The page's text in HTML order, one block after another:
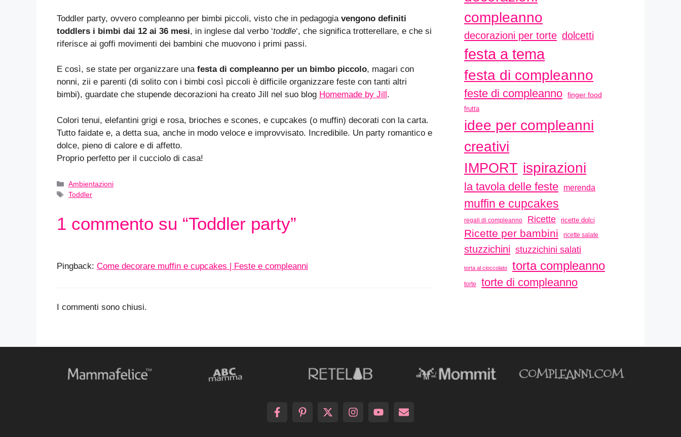
Toddler party, ovvero compleanno per bimbi piccoli, visto che in pedagogia vengono definiti
toddlers i bimbi dai 12 ai 36 mesi, in inglese dal verbo ‘toddle‘, che significa trotterellare, e che si
riferisce ai goffi movimenti dei bambini che muovono i primi passi.
E così, se state per organizzare una festa di compleanno per un bimbo piccolo, magari con
nonni, zii e parenti (di solito con i bimbi così piccoli è difficile organizzare feste con tanti altri
bimbi), guardate che stupende decorazioni ha creato Jill nel suo blog Homemade by Jill.
Colori tenui, elefantini grigi e rosa, brioches e scones, e cupcakes (o muffin) decorati con la carta.
Tutto faidate e, a detta sua, anche in modo veloce e improvvisato. Incredibile. Un party romantico e
dolce, pieno di calore e di affetto.
Proprio perfetto per il cucciolo di casa!
Categorie
Ambientazioni
Tag
Toddler
1 commento su “Toddler party”
Pingback: Come decorare muffin e cupcakes | Feste e compleanni
I commenti sono chiusi.
compleanno
decorazioni per torte dolcetti
festa a tema
festa di compleanno
feste di compleanno finger food
frutta
idee per compleanni
creativi
IMPORT ispirazioni
la tavola delle feste merenda
muffin e cupcakes
regali di compleanno Ricette ricette dolci
Ricette per bambini ricette salate
stuzzichini stuzzichini salati
torta al cioccolato torta compleanno
torte torte di compleanno